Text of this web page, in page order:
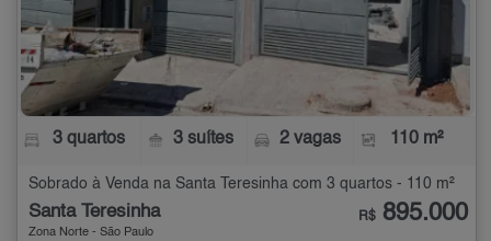
3 quartos 3 suítes 2 vagas 110 m²
Sobrado à Venda na Santa Teresinha com 3 quartos - 110 m²
Santa Teresinha
Zona Norte - São Paulo
R$ 895.000